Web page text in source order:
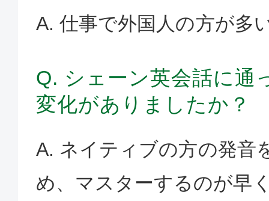
A. 仕事で外国人の方が多
Q. シェーン英会話に通
変化がありましたか？
A. ネイティブの方の発音
め、マスターするのが早